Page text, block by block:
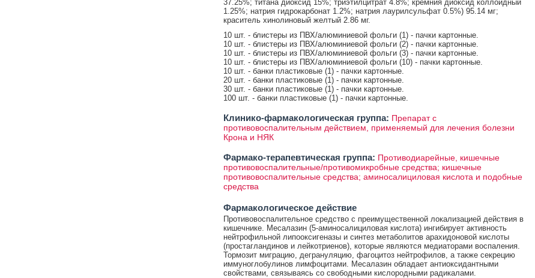
37.25%; титана диоксид 15%; триэтилцитрат 4.8%; кремния диоксид коллоидный
1.25%; натрия гидрокарбонат 1.2%; натрия лаурилсульфат 0.5%) 95.14 мг;
краситель хинолиновый желтый 2.86 мг.
10 шт. - блистеры из ПВХ/алюминиевой фольги (1) - пачки картонные.
10 шт. - блистеры из ПВХ/алюминиевой фольги (2) - пачки картонные.
10 шт. - блистеры из ПВХ/алюминиевой фольги (3) - пачки картонные.
10 шт. - блистеры из ПВХ/алюминиевой фольги (10) - пачки картонные.
10 шт. - банки пластиковые (1) - пачки картонные.
20 шт. - банки пластиковые (1) - пачки картонные.
30 шт. - банки пластиковые (1) - пачки картонные.
100 шт. - банки пластиковые (1) - пачки картонные.
Клинико-фармакологическая группа: Препарат с
противовоспалительным действием, применяемый для лечения болезни
Крона и НЯК
Фармако-терапевтическая группа: Противодиарейные, кишечные
противовоспалительные/противомикробные средства; кишечные
противовоспалительные средства; аминосалициловая кислота и подобные
средства
Фармакологическое действие
Противовоспалительное средство с преимущественной локализацией действия в
кишечнике. Месалазин (5-аминосалициловая кислота) ингибирует активность
нейтрофильной липооксигеназы и синтез метаболитов арахидоновой кислоты
(простагландинов и лейкотриенов), которые являются медиаторами воспаления.
Тормозит миграцию, дегрануляцию, фагоцитоз нейтрофилов, а также секрецию
иммуноглобулинов лимфоцитами. Месалазин обладает антиоксидантными
свойствами, связываясь со свободными кислородными радикалами.